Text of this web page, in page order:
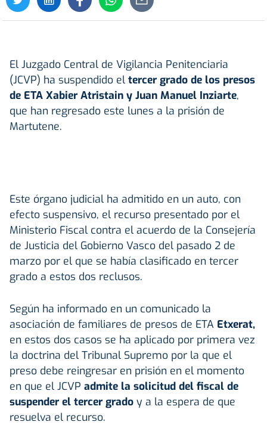
El Juzgado Central de Vigilancia Penitenciaria
(JCVP) ha suspendido el tercer grado de los presos
de ETA Xabier Atristain y Juan Manuel Inziarte,
que han regresado este lunes a la prisión de
Martutene.
Este órgano judicial ha admitido en un auto, con
efecto suspensivo, el recurso presentado por el
Ministerio Fiscal contra el acuerdo de la Consejería
de Justicia del Gobierno Vasco del pasado 2 de
marzo por el que se había clasificado en tercer
grado a estos dos reclusos.
Según ha informado en un comunicado la
asociación de familiares de presos de ETA Etxerat,
en estos dos casos se ha aplicado por primera vez
la doctrina del Tribunal Supremo por la que el
preso debe reingresar en prisión en el momento
en que el JCVP admite la solicitud del fiscal de
suspender el tercer grado y a la espera de que
resuelva el recurso.